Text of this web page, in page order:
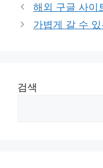
해외 구글 사이
가볍게 갈 수
검색